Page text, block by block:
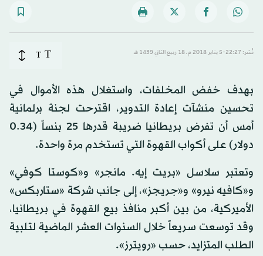
نُشر: 22:27-5 يناير 2018 م ـ 18 ربيع الثاني 1439 هـ T
T
بهدف خفض المخلفات، واستغلال هذه الأموال في
تحسين منشآت إعادة التدوير، اقترحت لجنة برلمانية
أمس أن تفرض بريطانيا ضريبة قدرها 25 بنساً (0.34
دولار) على أكواب القهوة التي تستخدم مرة واحدة.
وتعتبر سلاسل «بريت إيه. مانجر» و«كوستا كوفي»
و«كافيه نيرو» و«جريجز»، إلى جانب شركة «ستاربكس»
الأميركية، من بين أكبر منافذ بيع القهوة في بريطانيا،
وقد توسعت سريعاً خلال السنوات العشر الماضية لتلبية
الطلب المتزايد، حسب «رويترز».